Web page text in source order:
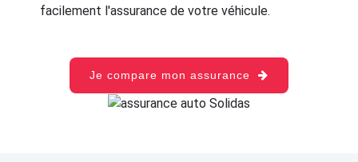
facilement l'assurance de votre véhicule.
Je compare mon assurance